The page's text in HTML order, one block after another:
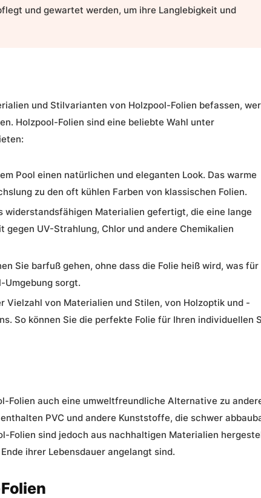
und gewartet werden, um ihre Langlebigkeit und
und Stilvarianten von Holzpool-Folien befassen,
Holzpool-Folien sind eine beliebte Wahl unter
Pool einen natürlichen und eleganten Look. Das warme
zu den oft kühlen Farben von klassischen Folien.
widerstandsfähigen Materialien gefertigt, die eine lange
UV-Strahlung, Chlor und andere Chemikalien
Sie barfuß gehen, ohne dass die Folie heiß wird, was für
Umgebung sorgt.
Vielzahl von Materialien und Stilen, von Holzoptik und -
So können Sie die perfekte Folie für Ihren individuellen
Folien auch eine umweltfreundliche Alternative zu
PVC und andere Kunststoffe, die schwer
Folien sind jedoch aus nachhaltigen Materialien
ihrer Lebensdauer angelangt sind.